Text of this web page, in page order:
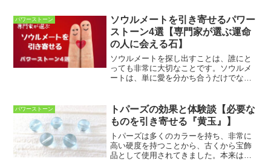
パワーストーン
ソウルメートを引き寄せるパワー
ストーン4選【専門家が選ぶ運命
の人に会える石】
ソウルメートを探し出すことは、誰にと
っても非常に大切なことです。ソウルメ
ートは、単に愛を分かち合うだけでな
ワーストーンは、そんなソウルメートを
引き寄せるために素晴らしい...
パワーストーン
トパーズの効果と体験談【必要な
ものを引き寄せる『黄玉』】
トパーズは多くのカラーを持ち、非常に
高い硬度を持つことから、古くから宝飾
品として使用されてきました。本来は無